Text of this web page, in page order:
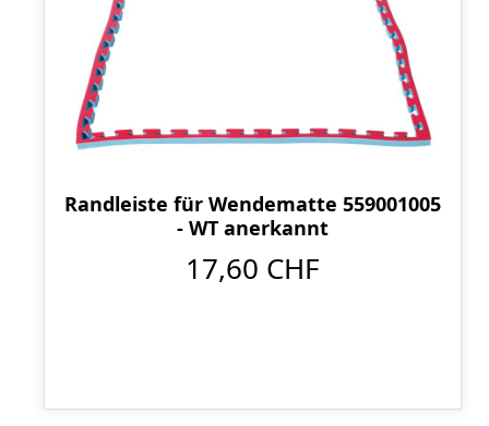
Randleiste für Wendematte 559001005
- WT anerkannt
17,60 CHF